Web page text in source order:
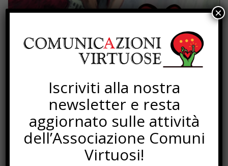
PROGETTI
Iscriviti alla nostra
newsletter e resta
aggiornato sulle attività
dell’Associazione Comuni
Virtuosi!
×